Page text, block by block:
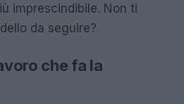
imprescindibile. Non ti
da seguire?
che fa la